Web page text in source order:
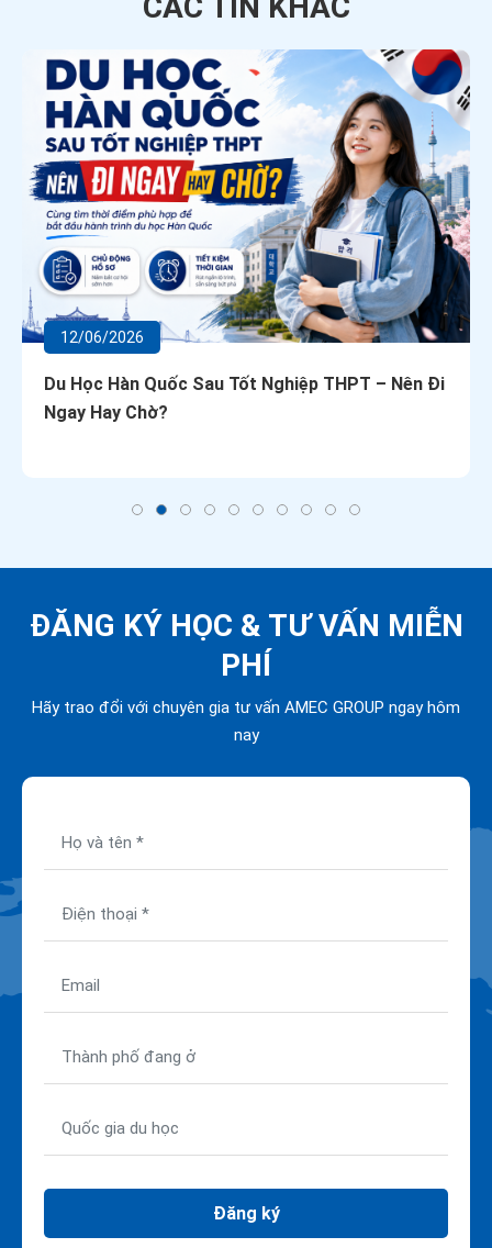
12/06/2026
Du Học Hàn Quốc Sau Tốt Nghiệp THPT – Nên Đi
Ngay Hay Chờ?
ĐĂNG KÝ HỌC & TƯ VẤN MIỄN
PHÍ
Hãy trao đổi với chuyên gia tư vấn AMEC GROUP ngay hôm
nay
Đăng ký